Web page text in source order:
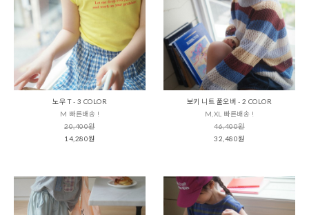
노우 T - 3 COLOR
M 빠른배송 !
20,400원
14,280원
보키 니트 풀오버 - 2 COLOR
M,XL 빠른배송 !
46,400원
32,480원